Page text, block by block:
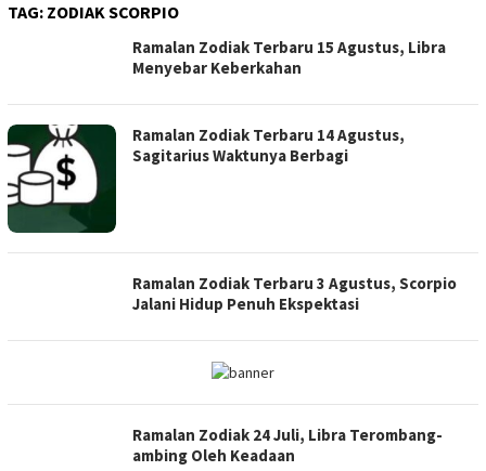
TAG: ZODIAK SCORPIO
Ramalan Zodiak Terbaru 15 Agustus, Libra
Menyebar Keberkahan
Ramalan Zodiak Terbaru 14 Agustus,
Sagitarius Waktunya Berbagi
Ramalan Zodiak Terbaru 3 Agustus, Scorpio
Jalani Hidup Penuh Ekspektasi
Ramalan Zodiak 24 Juli, Libra Terombang-
ambing Oleh Keadaan